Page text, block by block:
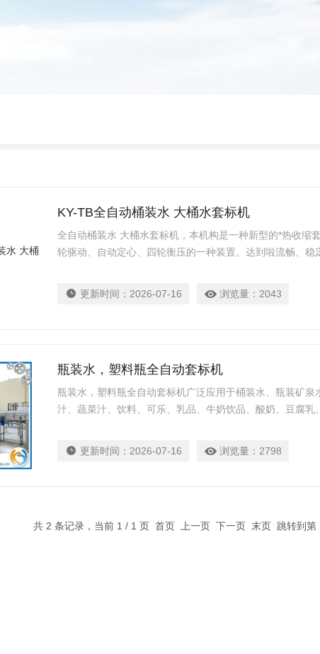
KY-TB全自动桶装水 大桶水套标机
全自动桶装水 大桶水套标机，本机构是一种新型的*热收缩
轮驱动、自动定心、四轮衡压的一种装置。达到啦流畅、稳
更新时间： 2026-07-16 浏览量： 2043
瓶装水，塑料瓶全自动套标机
瓶装水，塑料瓶全自动套标机广泛应用于桶装水、瓶装矿泉
汁、蔬菜汁、饮料、可乐、乳品、牛奶饮品、酸奶、豆腐乳
更新时间： 2026-07-16 浏览量： 2798
共 2 条记录，当前 1 / 1 页 首页 上一页 下一页 末页 跳转到第